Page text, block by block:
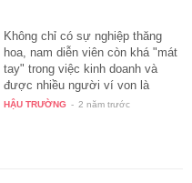
Không chỉ có sự nghiệp thăng
hoa, nam diễn viên còn khá "mát
tay" trong việc kinh doanh và
được nhiều người ví von là
"phú…
HẬU TRƯỜNG 2 năm trước